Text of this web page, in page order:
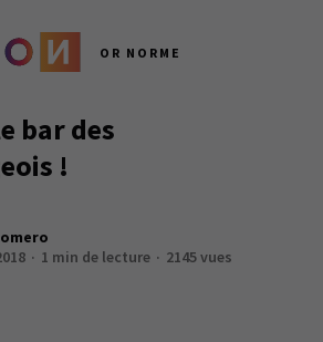
OR NORME
bar des
!
1 min de lecture 2145 vues